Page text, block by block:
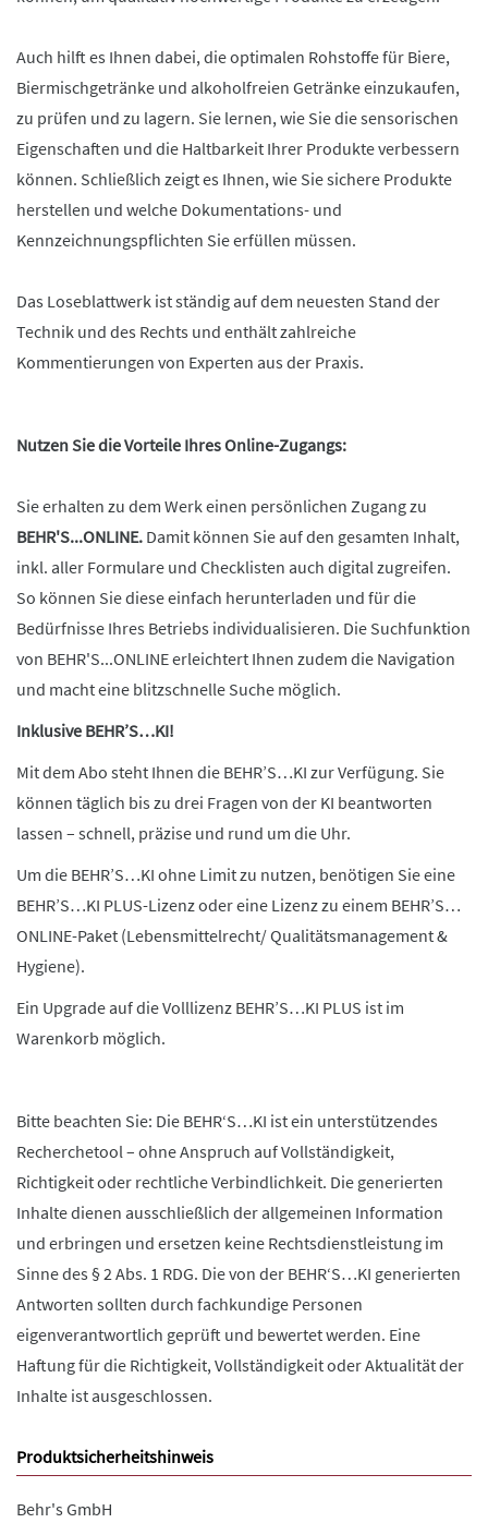
Auch hilft es Ihnen dabei, die optimalen Rohstoffe für Biere,
Biermischgetränke und alkoholfreien Getränke einzukaufen,
zu prüfen und zu lagern. Sie lernen, wie Sie die sensorischen
Eigenschaften und die Haltbarkeit Ihrer Produkte verbessern
können. Schließlich zeigt es Ihnen, wie Sie sichere Produkte
herstellen und welche Dokumentations- und
Kennzeichnungspflichten Sie erfüllen müssen.
Das Loseblattwerk ist ständig auf dem neuesten Stand der
Technik und des Rechts und enthält zahlreiche
Kommentierungen von Experten aus der Praxis.
Nutzen Sie die Vorteile Ihres Online-Zugangs:
Sie erhalten zu dem Werk einen persönlichen Zugang zu
BEHR'S...ONLINE. Damit können Sie auf den gesamten Inhalt,
inkl. aller Formulare und Checklisten auch digital zugreifen.
So können Sie diese einfach herunterladen und für die
Bedürfnisse Ihres Betriebs individualisieren. Die Suchfunktion
von BEHR'S...ONLINE erleichtert Ihnen zudem die Navigation
und macht eine blitzschnelle Suche möglich.
Inklusive BEHR’S…KI!
Mit dem Abo steht Ihnen die BEHR’S…KI zur Verfügung. Sie
können täglich bis zu drei Fragen von der KI beantworten
lassen – schnell, präzise und rund um die Uhr.
Um die BEHR’S…KI ohne Limit zu nutzen, benötigen Sie eine
BEHR’S…KI PLUS-Lizenz oder eine Lizenz zu einem BEHR’S…
ONLINE-Paket (Lebensmittelrecht/ Qualitätsmanagement &
Hygiene).
Ein Upgrade auf die Volllizenz BEHR’S…KI PLUS ist im
Warenkorb möglich.
Bitte beachten Sie: Die BEHR‘S…KI ist ein unterstützendes
Recherchetool – ohne Anspruch auf Vollständigkeit,
Richtigkeit oder rechtliche Verbindlichkeit. Die generierten
Inhalte dienen ausschließlich der allgemeinen Information
und erbringen und ersetzen keine Rechtsdienstleistung im
Sinne des § 2 Abs. 1 RDG. Die von der BEHR‘S…KI generierten
Antworten sollten durch fachkundige Personen
eigenverantwortlich geprüft und bewertet werden. Eine
Haftung für die Richtigkeit, Vollständigkeit oder Aktualität der
Inhalte ist ausgeschlossen.
Produktsicherheitshinweis
Behr's GmbH